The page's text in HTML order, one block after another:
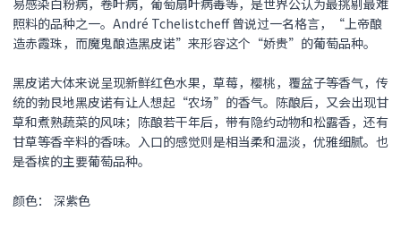
易感染白粉病，卷叶病，葡萄扇叶病毒等，是世界公认为最挑剔最难
照料的品种之一。André Tchelistcheff 曾说过一名格言，“上帝酿
造赤霞珠，而魔鬼酿造黑皮诺”来形容这个“娇贵”的葡萄品种。
黑皮诺大体来说呈现新鲜红色水果，草莓，樱桃，覆盆子等香气，传
统的勃艮地黑皮诺有让人想起“农场”的香气。陈酿后，又会出现甘
草和煮熟蔬菜的风味；陈酿若干年后，带有隐约动物和松露香，还有
甘草等香辛料的香味。入口的感觉则是相当柔和温淡，优雅细腻。也
是香槟的主要葡萄品种。
颜色： 深紫色